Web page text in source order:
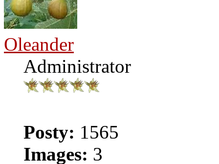
Oleander
Administrator
Posty: 1565
Images: 3